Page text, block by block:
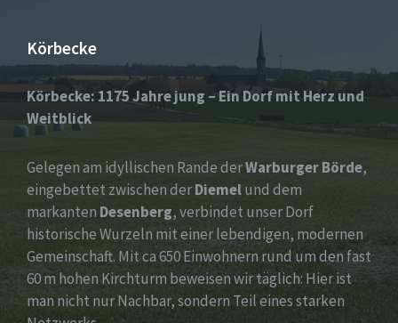
Körbecke
Körbecke: 1175 Jahre jung – Ein Dorf mit Herz und
Weitblick
Gelegen am idyllischen Rande derWarburger Börde,
eingebettet zwischen derDiemelund dem
markanten Desenberg, verbindet unser Dorf
historische Wurzeln mit einer lebendigen, modernen
Gemeinschaft. Mit ca 650 Einwohnern rund um den fast
60 m hohen Kirchturm beweisen wir täglich: Hier ist
man nicht nur Nachbar, sondern Teil eines starken